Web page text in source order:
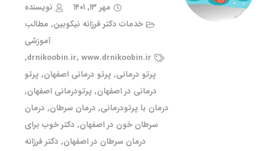
مهر ۱۳, ۱۴۰۱
نویسنده
خدمات دکتر فرزانه نیکوبین, مطالب
آموزشی
drnikoobin.ir, www.drnikoobin.ir
,
پرتو درمانی, پرتو درمانی اصفهان, پرتو
درمانی در اصفهان, پرتودرمانی اصفهان,
درمان با پرتودرمانی, درمان سرطان, درمان
سرطان خون در اصفهان, دکتر خوب برای
درمان سرطان در اصفهان, دکتر فرزانه